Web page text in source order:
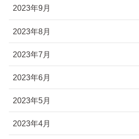
2023年9月
2023年8月
2023年7月
2023年6月
2023年5月
2023年4月